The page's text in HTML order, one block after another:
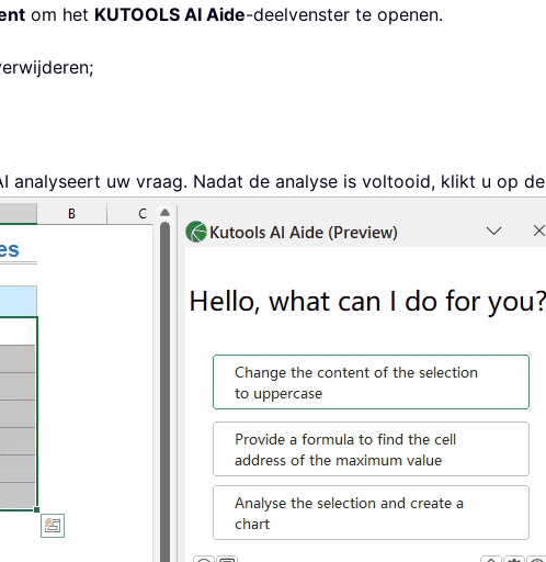
om het KUTOOLS AI Aide-deelvenster te openen.
analyseert uw vraag. Nadat de analyse is voltooid, klikt u op de